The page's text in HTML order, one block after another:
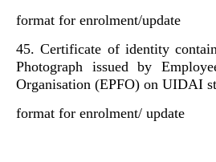
format for enrolment/update
45. Certificate of identity
Photograph issued by
Organisation (EPFO) on UIDAI
format for enrolment/ update